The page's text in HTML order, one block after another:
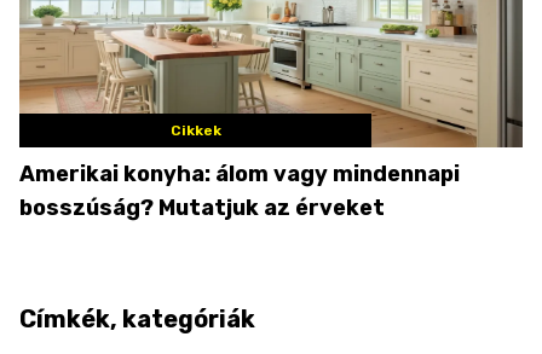
Cikkek
Amerikai konyha: álom vagy mindennapi
bosszúság? Mutatjuk az érveket
Címkék, kategóriák